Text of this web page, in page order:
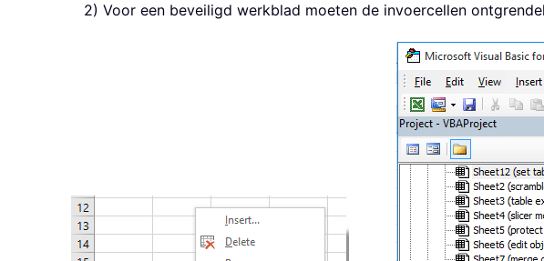
2) Voor een beveiligd werkblad moeten de invoercellen